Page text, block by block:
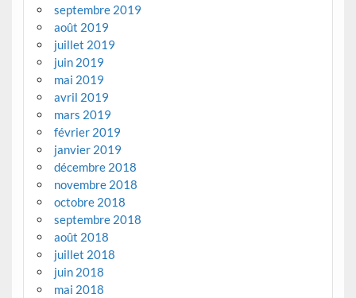
septembre 2019
août 2019
juillet 2019
juin 2019
mai 2019
avril 2019
mars 2019
février 2019
janvier 2019
décembre 2018
novembre 2018
octobre 2018
septembre 2018
août 2018
juillet 2018
juin 2018
mai 2018